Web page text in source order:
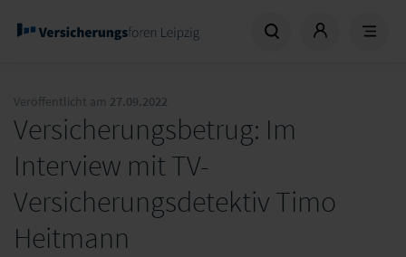
Veröffentlicht am 27.09.2022
Versicherungsbetrug: Im
Interview mit TV-
Versicherungsdetektiv Timo
Heitmann